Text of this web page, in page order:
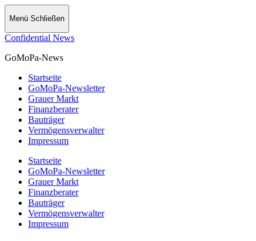
Menü Schließen
Confidential News
GoMoPa-News
Startseite
GoMoPa-Newsletter
Grauer Markt
Finanzberater
Bauträger
Vermögensverwalter
Impressum
Startseite
GoMoPa-Newsletter
Grauer Markt
Finanzberater
Bauträger
Vermögensverwalter
Impressum